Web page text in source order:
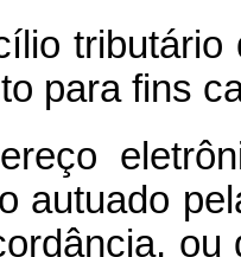
para fins
autuado
ou